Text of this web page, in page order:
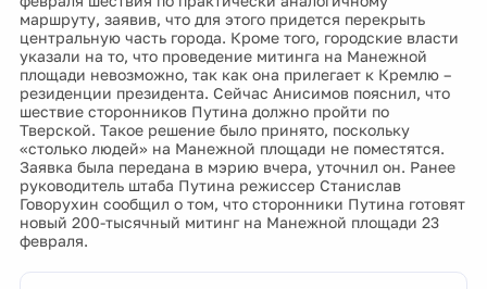
маршруту, заявив, что для этого придется перекрыть
центральную часть города. Кроме того, городские власти
указали на то, что проведение митинга на Манежной
площади невозможно, так как она прилегает к Кремлю –
резиденции президента. Сейчас Анисимов пояснил, что
шествие сторонников Путина должно пройти по
Тверской. Такое решение было принято, поскольку
«столько людей» на Манежной площади не поместятся.
Заявка была передана в мэрию вчера, уточнил он. Ранее
руководитель штаба Путина режиссер Станислав
Говорухин сообщил о том, что сторонники Путина готовят
новый 200-тысячный митинг на Манежной площади 23
февраля.